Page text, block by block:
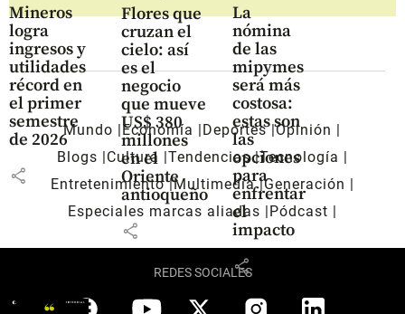
Mineros
logra
ingresos y
utilidades
récord en
el primer
semestre
de 2026
share
Flores que
cruzan el
cielo: así
es el
negocio
que mueve
US$ 380
millones
en el
Oriente
antioqueño
share
La
nómina
de las
mipymes
será más
costosa:
estas son
las
opciones
para
enfrentar
el
impacto
share
Mundo Economía Deportes Opinión
Blogs
Cultura Tendencias Tecnología
Entretenimiento Multimedia Generación
Especiales marcas aliadas
Pódcast
REDES SOCIALES